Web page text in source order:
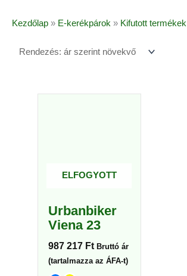
Kezdőlap » E-kerékpárok » Kifutott termékek
ELFOGYOTT
Urbanbiker
Viena 23
987 217 Ft Bruttó ár
(tartalmazza az ÁFA-t)
van.
a
választhatók
ki